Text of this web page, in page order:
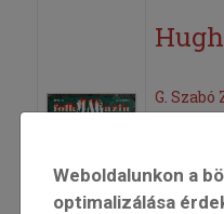
G.
Weboldalunkon a
optimalizálása